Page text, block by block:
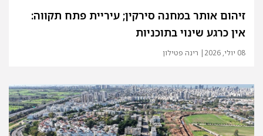
זיהום אותר במחנה סירקין; עיריית פתח תקווה:
אין כרגע שינוי בתוכניות
08 יולי, 2026 | רינה פטילון